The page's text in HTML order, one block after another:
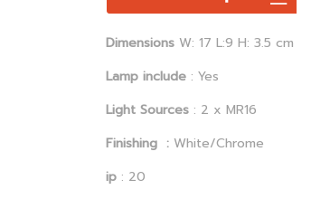
Dimensions W: 17 L:9 H: 3.5 cm
Lamp include : Yes
Light Sources : 2 x MR16
Finishing : White/Chrome
ip : 20